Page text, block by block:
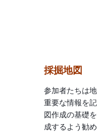
採掘地図
参加者たちは
重要な情報を
図作成の基礎
成するよう勧め